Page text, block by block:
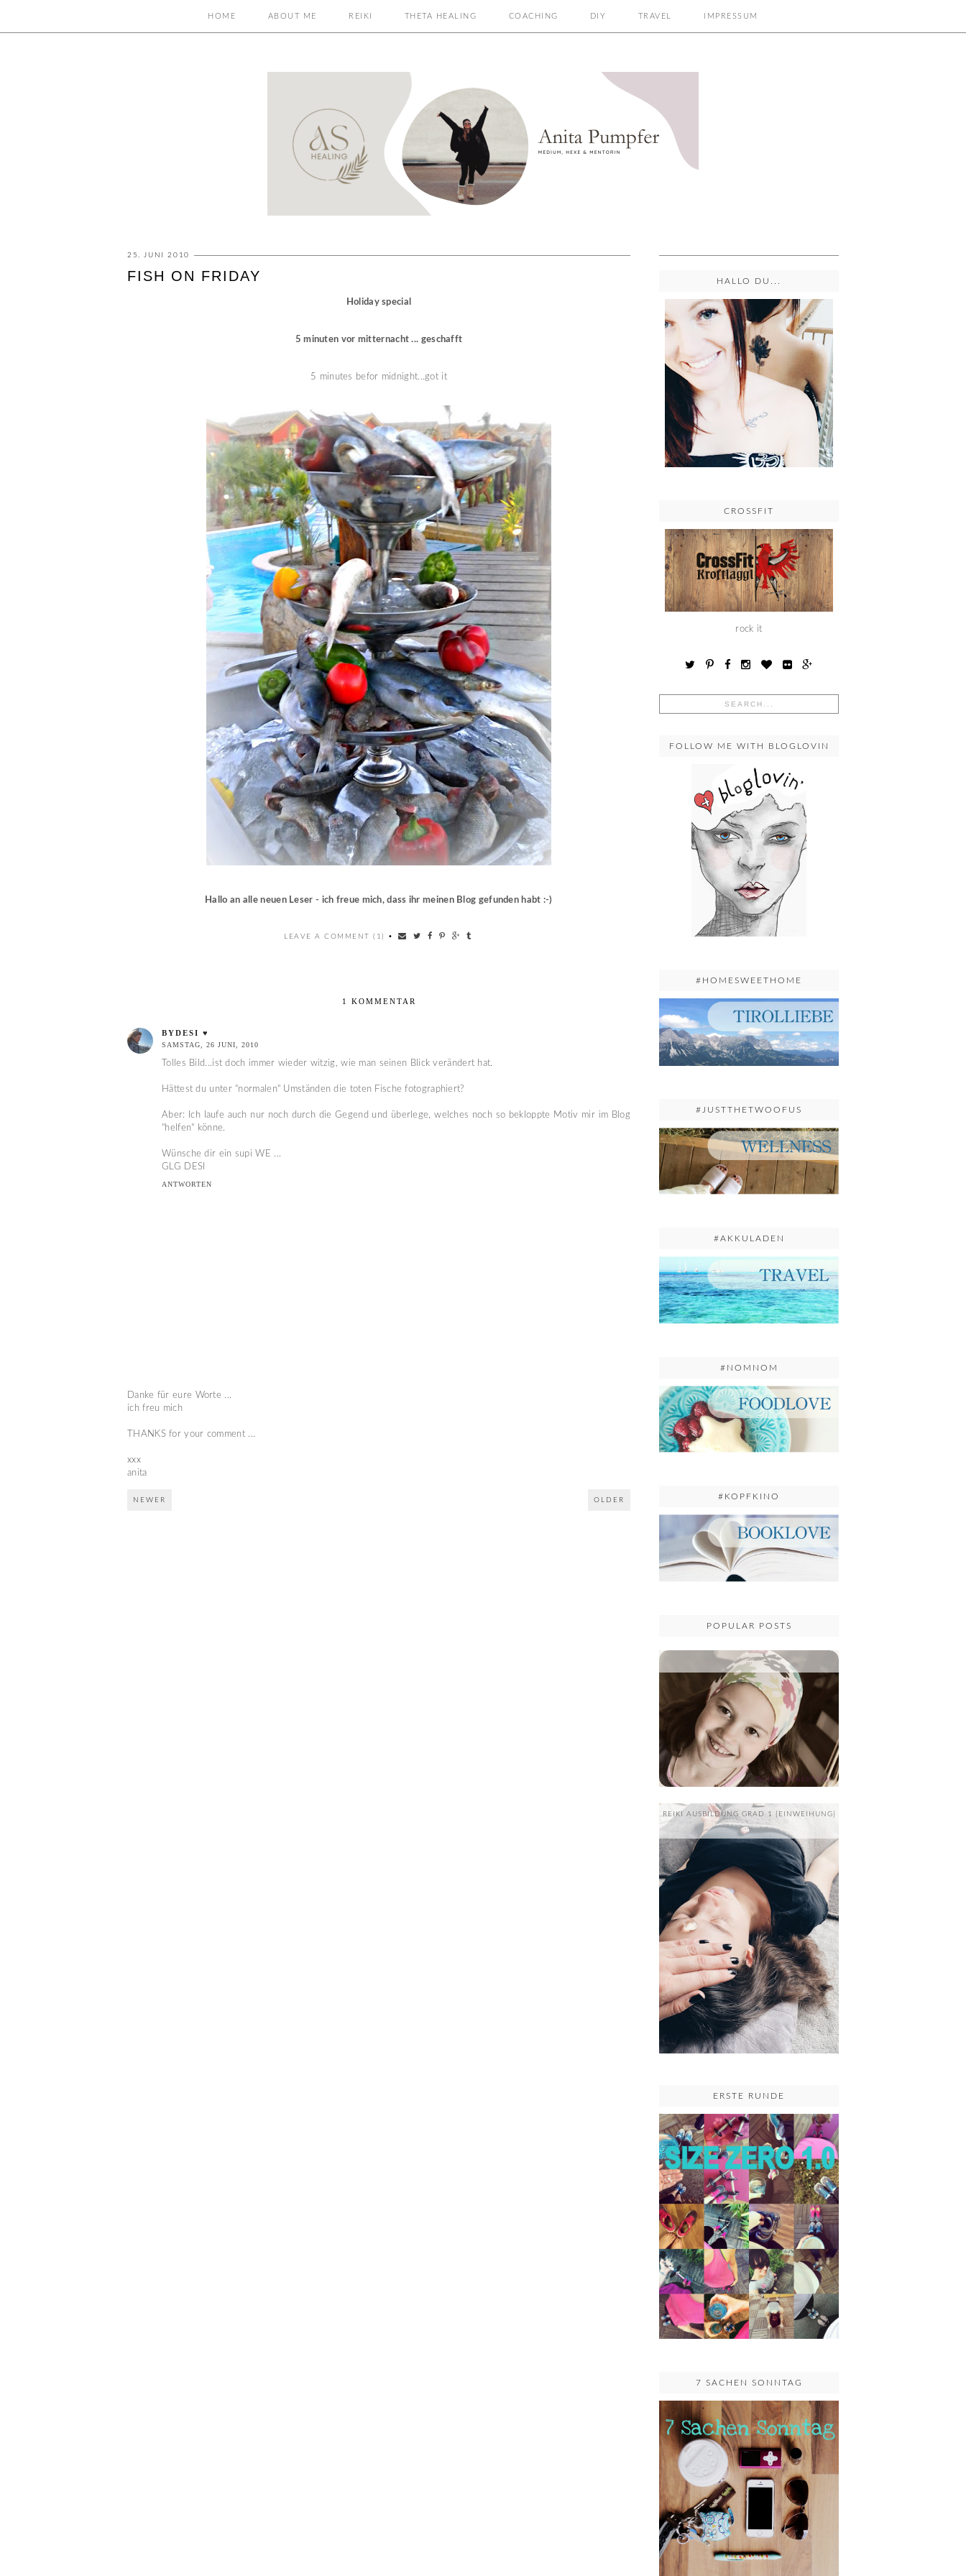
HOME ABOUT ME REIKI THETA HEALING COACHING DIY TRAVEL IMPRESSUM
25. JUNI 2010
FISH ON FRIDAY
Holiday special
5 minuten vor mitternacht ... geschafft
5 minutes befor midnight...got it
Hallo an alle neuen Leser - ich freue mich, dass ihr meinen Blog gefunden habt :-)
LEAVE A COMMENT (1) •
1 KOMMENTAR
BYDESI ♥
SAMSTAG, 26 JUNI, 2010
Tolles Bild...ist doch immer wieder witzig, wie man seinen Blick verändert hat.
Hättest du unter "normalen" Umständen die toten Fische fotographiert?
Aber: Ich laufe auch nur noch durch die Gegend und überlege, welches noch so bekloppte Motiv mir im Blog
"helfen" könne.
Wünsche dir ein supi WE ...
GLG DESI
ANTWORTEN
Danke für eure Worte ...
ich freu mich
THANKS for your comment ...
xxx
anita
NEWER OLDER
HALLO DU...
CROSSFIT
rock it
FOLLOW ME WITH BLOGLOVIN
#HOMESWEETHOME
#JUSTTHETWOOFUS
#AKKULADEN
#NOMNOM
#KOPFKINO
POPULAR POSTS
...
REIKI AUSBILDUNG GRAD 1 {EINWEIHUNG}
....
ERSTE RUNDE
7 SACHEN SONNTAG